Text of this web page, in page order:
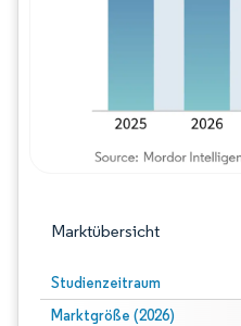
Marktübersicht
Studienzeitraum
Marktgröße (2026)